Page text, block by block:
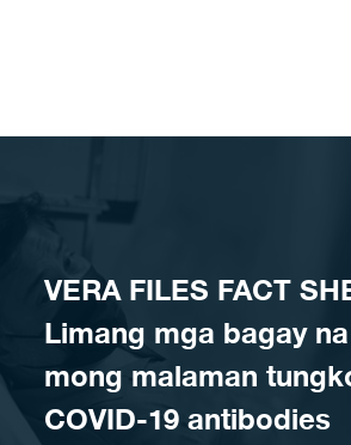
VERA FILES FACT
Limang mga bagay
mong malaman
COVID-19 antibodies